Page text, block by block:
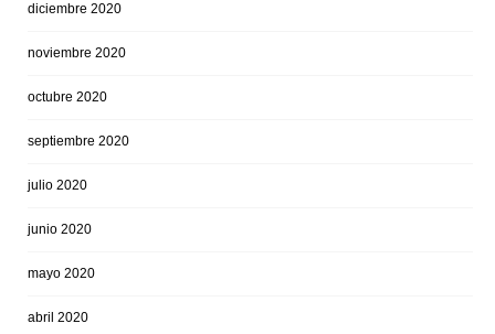
diciembre 2020
noviembre 2020
octubre 2020
septiembre 2020
julio 2020
junio 2020
mayo 2020
abril 2020